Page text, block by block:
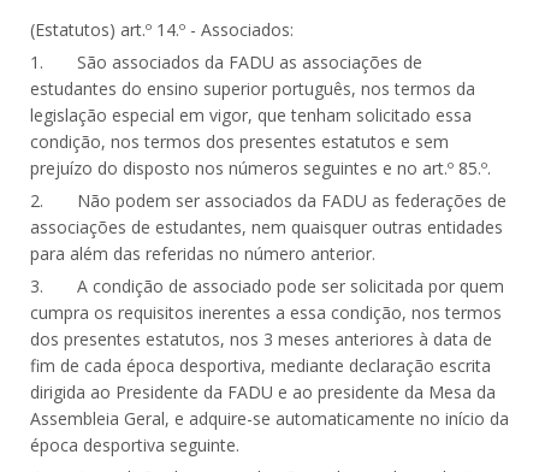
(Estatutos) art.º 14.º - Associados:
1. São associados da FADU as associações de
estudantes do ensino superior português, nos termos da
legislação especial em vigor, que tenham solicitado essa
condição, nos termos dos presentes estatutos e sem
prejuízo do disposto nos números seguintes e no art.º 85.º.
2. Não podem ser associados da FADU as federações de
associações de estudantes, nem quaisquer outras entidades
para além das referidas no número anterior.
3. A condição de associado pode ser solicitada por quem
cumpra os requisitos inerentes a essa condição, nos termos
dos presentes estatutos, nos 3 meses anteriores à data de
fim de cada época desportiva, mediante declaração escrita
dirigida ao Presidente da FADU e ao presidente da Mesa da
Assembleia Geral, e adquire-se automaticamente no início da
época desportiva seguinte.